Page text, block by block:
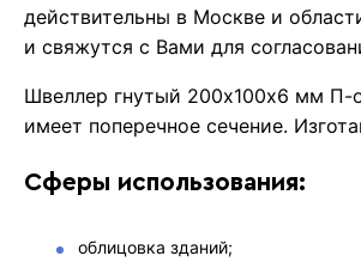
действительны в Москве и
и свяжутся с Вами для
Швеллер гнутый 200х100х6 мм П-
имеет поперечное сечение.
Сферы использования:
облицовка зданий;